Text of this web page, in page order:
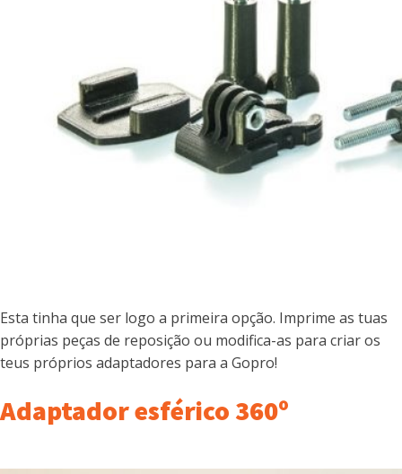
Esta tinha que ser logo a primeira opção. Imprime as tuas
próprias peças de reposição ou modifica-as para criar os
teus próprios adaptadores para a Gopro!
Adaptador esférico 360º